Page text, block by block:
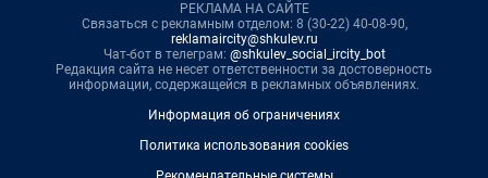
РЕКЛАМА НА САЙТЕ
Связаться с рекламным отделом: 8 (30-22) 40-08-90,
reklamaircity@shkulev.ru
Чат-бот в телеграм: @shkulev_social_ircity_bot
Редакция сайта не несет ответственности за достоверность
информации, содержащейся в рекламных объявлениях.
Информация об ограничениях
Политика использования cookies